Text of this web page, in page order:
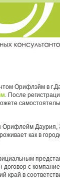
Орифлэйм в
. После
Орифлейм Даурия,
как в
договор с
край в